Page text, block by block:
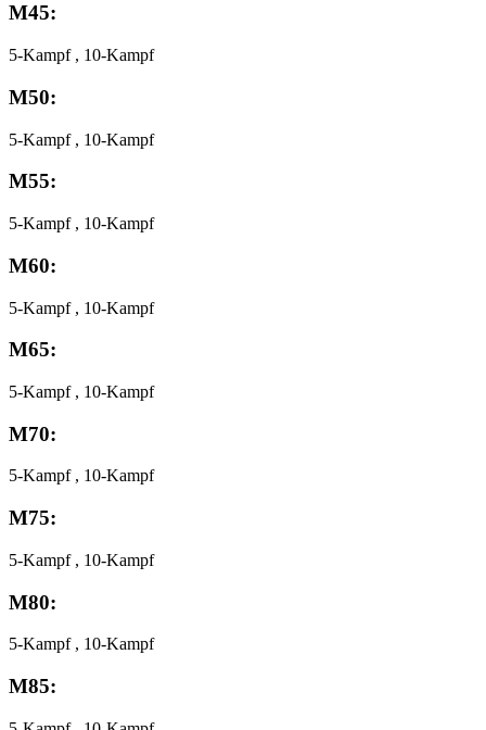
M45:
5-Kampf , 10-Kampf
M50:
5-Kampf , 10-Kampf
M55:
5-Kampf , 10-Kampf
M60:
5-Kampf , 10-Kampf
M65:
5-Kampf , 10-Kampf
M70:
5-Kampf , 10-Kampf
M75:
5-Kampf , 10-Kampf
M80:
5-Kampf , 10-Kampf
M85: